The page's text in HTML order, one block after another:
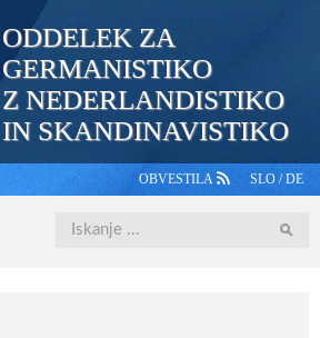
ODDELEK ZA
GERMANISTIKO
Z NEDERLANDISTIKO
IN SKANDINAVISTIKO
OBVESTILA SLO /DE
ŠTUDIJ
Iskanje